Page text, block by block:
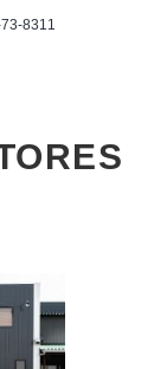
8311